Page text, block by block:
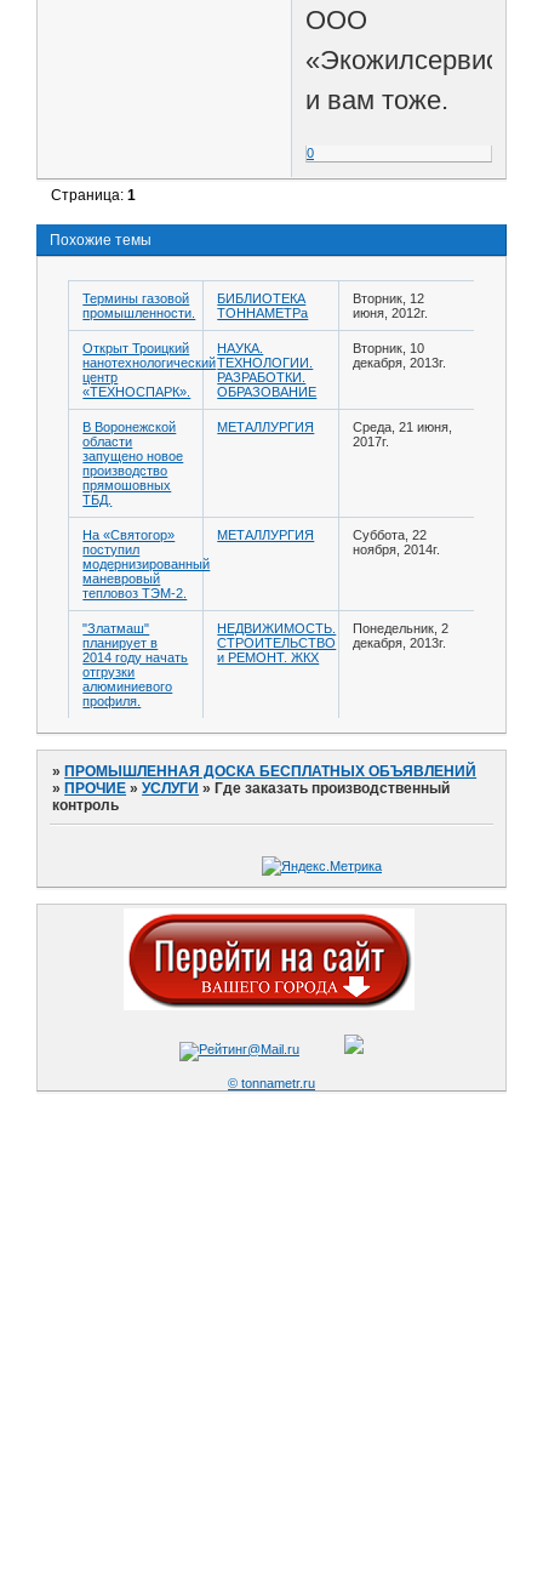
ООО
«Экожилсервис»
и вам тоже.
0
Страница:1
Похожие темы
Термины газовой
промышленности.
БИБЛИОТЕКА
ТОННАМЕТРа
Вторник, 12
июня, 2012г.
Открыт Троицкий
нанотехнологический
центр
«ТЕХНОСПАРК».
НАУКА.
ТЕХНОЛОГИИ.
РАЗРАБОТКИ.
ОБРАЗОВАНИЕ
Вторник, 10
декабря, 2013г.
В Воронежской
области
запущено новое
производство
прямошовных
ТБД.
МЕТАЛЛУРГИЯ
Среда, 21 июня,
2017г.
На «Святогор»
поступил
модернизированный
маневровый
тепловоз ТЭМ-2.
МЕТАЛЛУРГИЯ
Суббота, 22
ноября, 2014г.
"Златмаш"
планирует в
2014 году начать
отгрузки
алюминиевого
профиля.
НЕДВИЖИМОСТЬ.
СТРОИТЕЛЬСТВО
и РЕМОНТ. ЖКХ
Понедельник, 2
декабря, 2013г.
»ПРОМЫШЛЕННАЯ ДОСКА БЕСПЛАТНЫХ ОБЪЯВЛЕНИЙ
»ПРОЧИЕ »УСЛУГИ »Где заказать производственный
контроль
© tonnametr.ru